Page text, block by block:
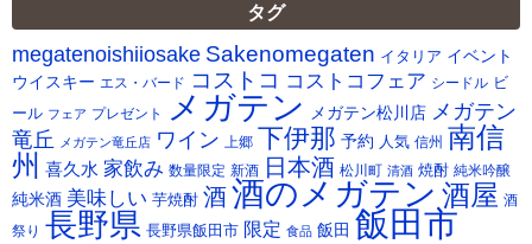
カ
イ
ブ
タグ
megatenoishiiosake Sakenomegaten イタリア イベント
ウイスキー エス・バード コストコ コストコフェア シードル ビ
ール フェア プレゼント メガテン メガテン松川店 メガテン
竜丘
メガテン竜丘店 ワイン 上郷 下伊那 予約 人気 信州 南信
州 喜久水 家飲み 数量限定 新酒 日本酒 松川町 清酒 焼酎 純米吟醸
純米酒 美味しい 芋焼酎 酒酒のメガテン 酒屋 酒
祭り 長野県 長野県飯田市 限定 食品 飯田 飯田市